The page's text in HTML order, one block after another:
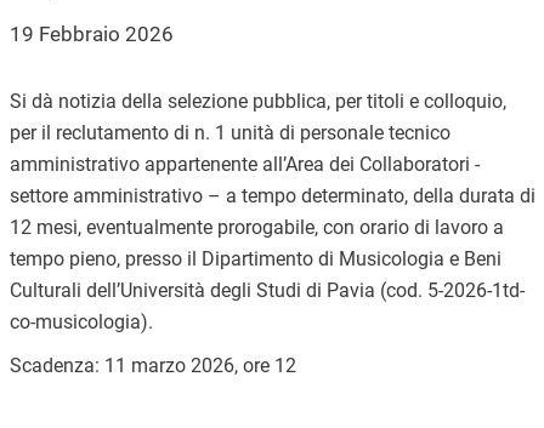
19 Febbraio 2026
Si dà notizia della selezione pubblica, per titoli e colloquio,
per il reclutamento di n. 1 unità di personale tecnico
amministrativo appartenente all’Area dei Collaboratori -
settore amministrativo – a tempo determinato, della durata di
12 mesi, eventualmente prorogabile, con orario di lavoro a
tempo pieno, presso il Dipartimento di Musicologia e Beni
Culturali dell’Università degli Studi di Pavia (cod. 5-2026-1td-
co-musicologia).
Scadenza: 11 marzo 2026, ore 12